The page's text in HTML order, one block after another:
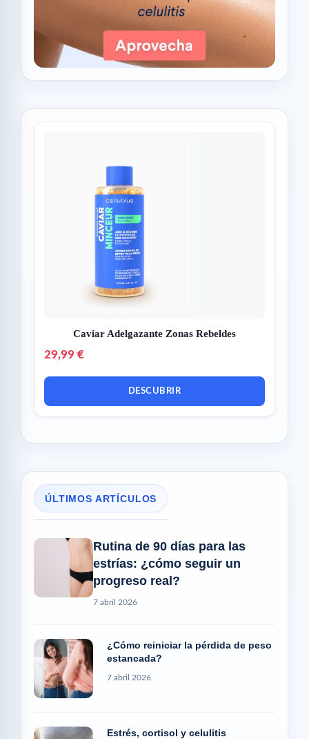
Caviar Adelgazante Zonas Rebeldes
29,99 €
DESCUBRIR
ÚLTIMOS ARTÍCULOS
Rutina de 90 días para las
estrías: ¿cómo seguir un
progreso real?
7 abril 2026
¿Cómo reiniciar la pérdida de peso
estancada?
7 abril 2026
Estrés, cortisol y celulitis